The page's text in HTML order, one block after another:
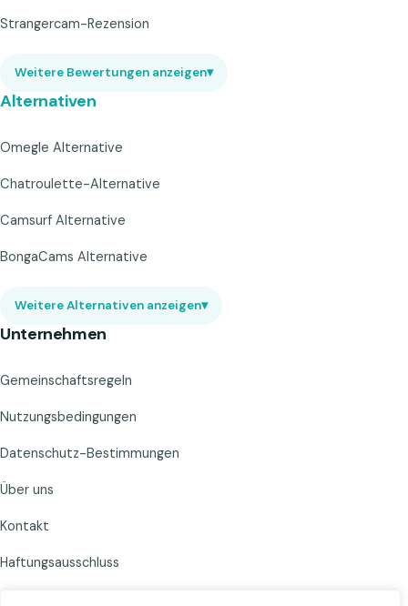
Strangercam-Rezension
Weitere Bewertungen anzeigen▾
Alternativen
Omegle Alternative
Chatroulette-Alternative
Camsurf Alternative
BongaCams Alternative
Weitere Alternativen anzeigen▾
Unternehmen
Gemeinschaftsregeln
Nutzungsbedingungen
Datenschutz-Bestimmungen
Über uns
Kontakt
Haftungsausschluss